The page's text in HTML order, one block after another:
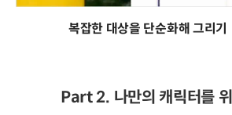
복잡한 대상을 단순화해 그리기
Part 2. 나만의 캐릭터를